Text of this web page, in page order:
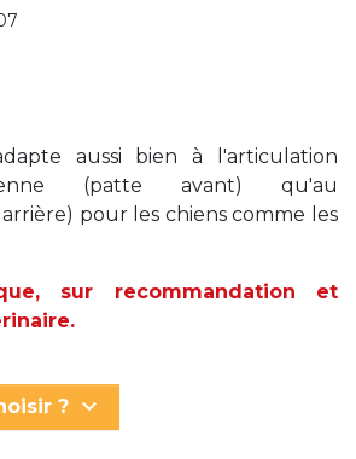
aussi bien à l'articulation
(patte avant) qu'au
pour les chiens comme les
sur recommandation et
? keyboard_arrow_down